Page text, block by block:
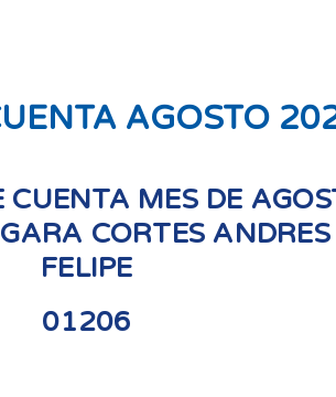
AGOSTO
CUENTA MES DE
CORTES ANDRES
FELIPE
01206